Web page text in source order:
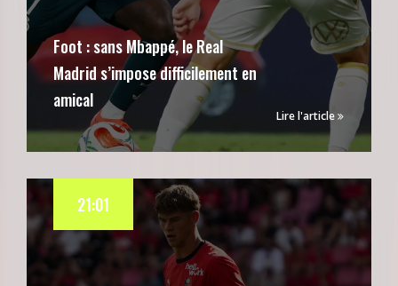
Foot : sans Mbappé, le Real
Madrid s’impose difficilement en
amical
Lire l'article
21:01